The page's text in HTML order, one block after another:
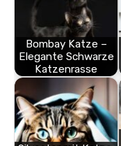
Bombay Katze –
Elegante Schwarze
Katzenrasse